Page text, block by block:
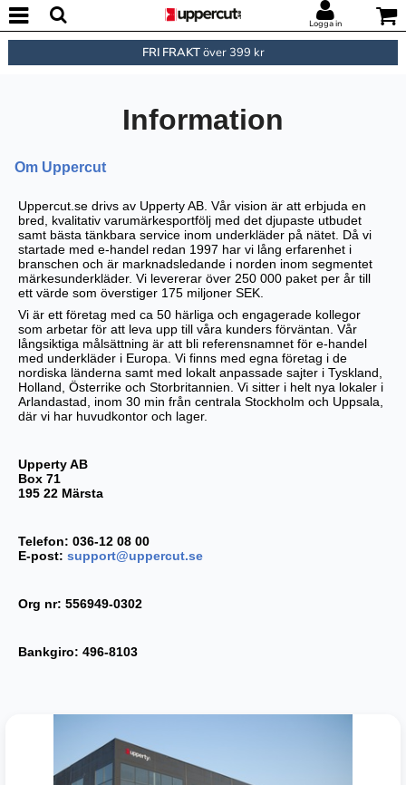
Logga in
FRI FRAKTöver 399 kr
Information
Om Uppercut
Uppercut.se drivs av Upperty AB. Vår vision är att erbjuda en
bred, kvalitativ varumärkesportfölj med det djupaste utbudet
samt bästa tänkbara service inom underkläder på nätet. Då vi
startade med e-handel redan 1997 har vi lång erfarenhet i
branschen och är marknadsledande i norden inom segmentet
märkesunderkläder. Vi levererar över 250 000 paket per år till
ett värde som överstiger 175 miljoner SEK.
Vi är ett företag med ca 50 härliga och engagerade kollegor
som arbetar för att leva upp till våra kunders förväntan. Vår
långsiktiga målsättning är att bli referensnamnet för e-handel
med underkläder i Europa. Vi finns med egna företag i de
nordiska länderna samt med lokalt anpassade sajter i Tyskland,
Holland, Österrike och Storbritannien. Vi sitter i helt nya lokaler i
Arlandastad, inom 30 min från centrala Stockholm och Uppsala,
där vi har huvudkontor och lager.
Upperty AB
Box 71
195 22 Märsta
Telefon: 036-12 08 00
E-post: support@uppercut.se
Org nr: 556949-0302
Bankgiro: 496-8103